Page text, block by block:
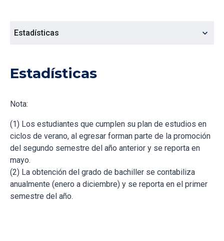
Estadísticas expand_more
Estadísticas
Nota:
(1) Los estudiantes que cumplen su plan de estudios en
ciclos de verano, al egresar forman parte de la promoción
del segundo semestre del año anterior y se reporta en
mayo.
(2) La obtención del grado de bachiller se contabiliza
anualmente (enero a diciembre) y se reporta en el primer
semestre del año.